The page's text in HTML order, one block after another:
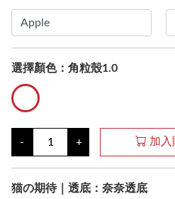
選擇顏色： 角粒殼1.0
- + 加入
猫の期待｜透底：奈奈透底